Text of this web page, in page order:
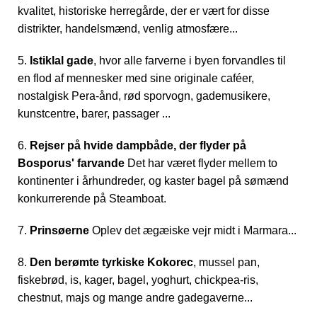
kvalitet, historiske herregårde, der er vært for disse
distrikter, handelsmænd, venlig atmosfære...
5. Istiklal gade, hvor alle farverne i byen forvandles til
en flod af mennesker med sine originale caféer,
nostalgisk Pera-ånd, rød sporvogn, gademusikere,
kunstcentre, barer, passager ...
6. Rejser på hvide dampbåde, der flyder på
Bosporus' farvande Det har været flyder mellem to
kontinenter i århundreder, og kaster bagel på sømænd
konkurrerende på Steamboat.
7. Prinsøerne Oplev det ægæiske vejr midt i Marmara...
8. Den berømte tyrkiske Kokorec, mussel pan,
fiskebrød, is, kager, bagel, yoghurt, chickpea-ris,
chestnut, majs og mange andre gadegaverne...